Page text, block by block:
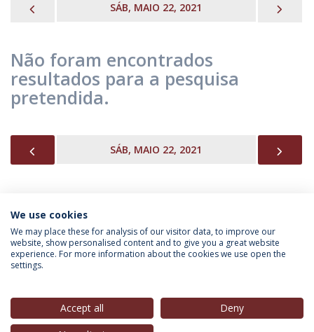
SÁB, MAIO 22, 2021
Não foram encontrados
resultados para a pesquisa
pretendida.
SÁB, MAIO 22, 2021
INFORMAÇÃO PARA
We use cookies
We may place these for analysis of our visitor data, to improve our
website, show personalised content and to give you a great website
experience. For more information about the cookies we use open the
settings.
Accept all
Deny